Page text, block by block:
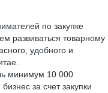
по закупке
развиваться товарному
удобного и
минимум 10 000
за счет закупки